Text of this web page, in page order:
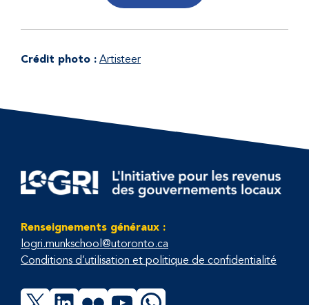
Crédit photo : Artisteer
Renseignements généraux :
logri.munkschool@utoronto.ca
Conditions d’utilisation et politique de confidentialité